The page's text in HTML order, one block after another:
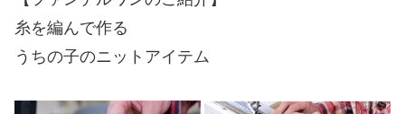
糸を編んで作る
うちの子のニットアイテム